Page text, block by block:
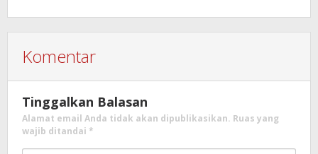
Komentar
Tinggalkan Balasan
Alamat email Anda tidak akan dipublikasikan. Ruas yang
wajib ditandai *